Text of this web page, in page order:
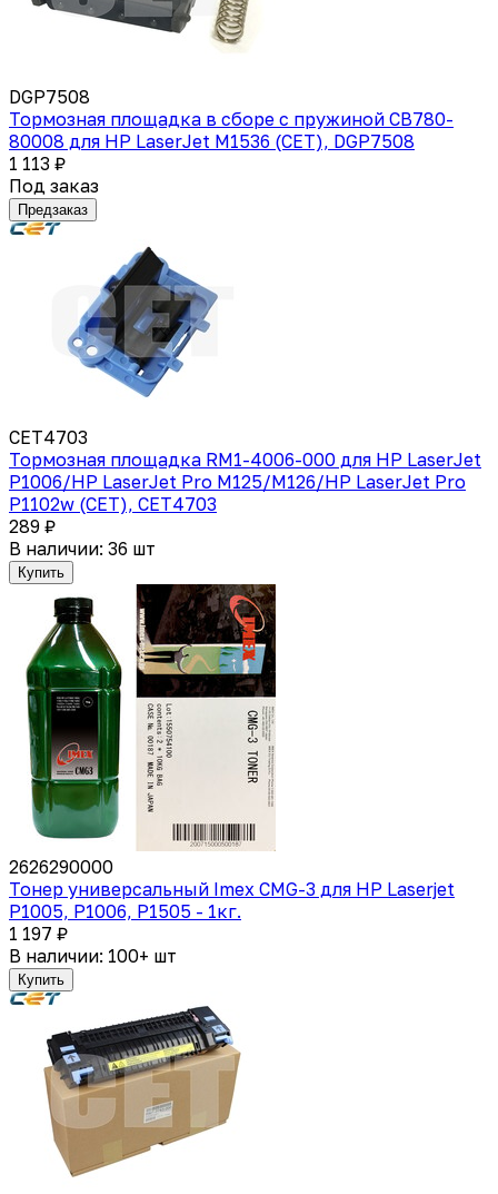
DGP7508
Тормозная площадка в сборе с пружиной CB780-
80008 для HP LaserJet M1536 (CET), DGP7508
1 113 ₽
Под заказ
Предзаказ
CET4703
Тормозная площадка RM1-4006-000 для HP LaserJet
P1006/HP LaserJet Pro M125/M126/HP LaserJet Pro
P1102w (CET), CET4703
289 ₽
В наличии: 36 шт
Купить
2626290000
Тонер универсальный Imex CMG-3 для HP Laserjet
P1005, P1006, P1505 - 1кг.
1 197 ₽
В наличии: 100+ шт
Купить